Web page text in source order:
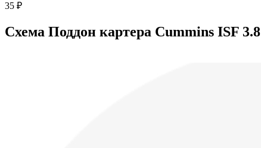
35 ₽
Схема Поддон картера Cummins ISF 3.8